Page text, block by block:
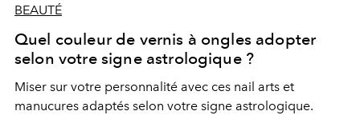
BEAUTÉ
Quel couleur de vernis à ongles adopter
selon votre signe astrologique ?
Miser sur votre personnalité avec ces nail arts et
manucures adaptés selon votre signe astrologique.